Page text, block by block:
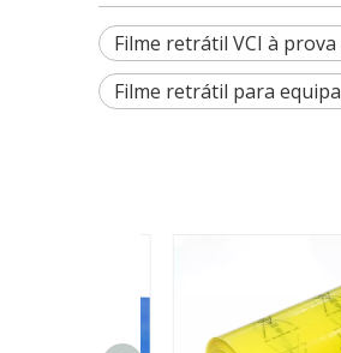
Filme retrátil VCI à
Filme retrátil para